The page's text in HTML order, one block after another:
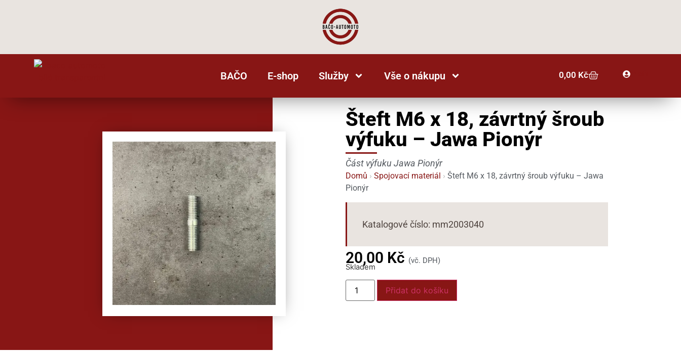
BAČO E-shop Služby Vše o nákupu 0,00 Kč
Šteft M6 x 18, závrtný šroub
výfuku – Jawa Pionýr
Část výfuku Jawa Pionýr
Domů › Spojovací materiál › Šteft M6 x 18, závrtný šroub výfuku – Jawa
Pionýr
Katalogové číslo: mm2003040
20,00 Kč (vč. DPH)
Skladem
Přidat do košíku